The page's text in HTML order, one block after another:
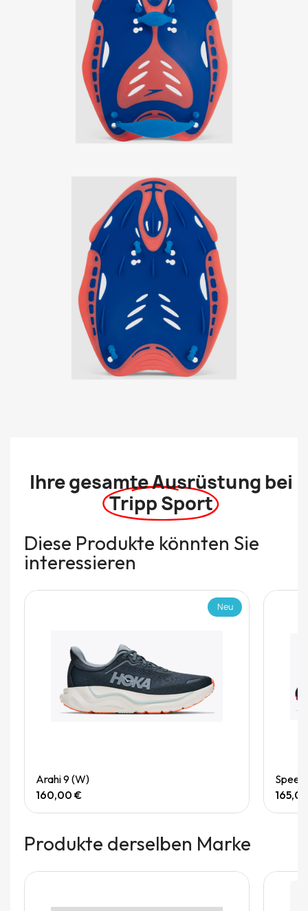
Ihre gesamte Ausrüstung bei
Tripp Sport
Diese Produkte könnten Sie
interessieren
Neu
Arahi 9 (W)
160,00 €
Produkte derselben Marke